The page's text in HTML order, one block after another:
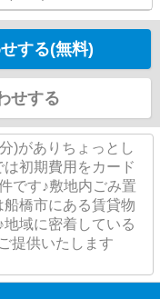
する(無料)
せする
)がありちょっとし
初期費用をカード
です♪敷地内ごみ置
橋市にある賃貸物
域に密着している
提供いたします